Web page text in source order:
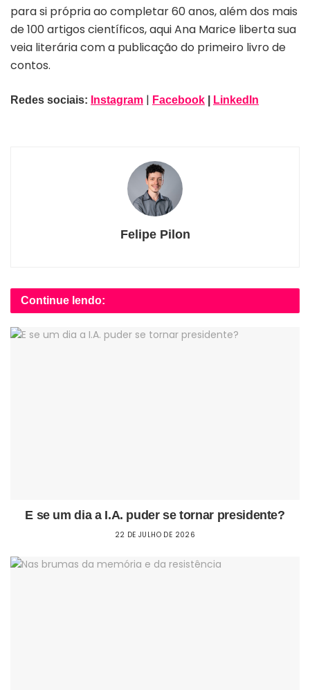
para si própria ao completar 60 anos, além dos mais
de 100 artigos científicos, aqui Ana Marice liberta sua
veia literária com a publicação do primeiro livro de
contos.
Redes sociais: Instagram | Facebook LinkedIn
Felipe Pilon
Continue lendo:
E se um dia a I.A. puder se tornar presidente?
22 DE JULHO DE 2026